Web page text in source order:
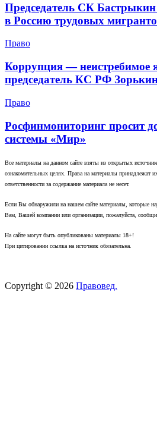
Председатель СК
в Россию трудовых
Право
Коррупция — неистребимое
председатель КС РФ
Право
Росфинмониторинг просит
системы «Мир»
Все материалы на данном сайте взяты из открытых
ознакомительных целях. Права на материалы принадлежат
ответственности за содержание материала не несет.
Если Вы обнаружили на нашем сайте материалы, которые
Вам, Вашей компании или организации, пожалуйста,
На сайте могут быть опубликованы материалы 18+!
При цитировании ссылка на источник обязательна.
Copyright © 2026 Правовед.